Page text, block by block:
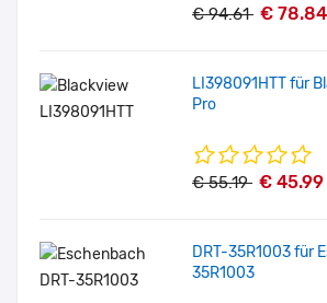
€ 94.61 € 78.84
LI398091HTT für
Pro
€ 55.19 € 45.99
DRT-35R1003 für
35R1003